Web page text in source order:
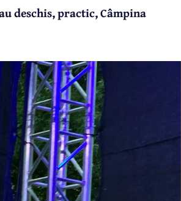
deschis, practic, Câmpina